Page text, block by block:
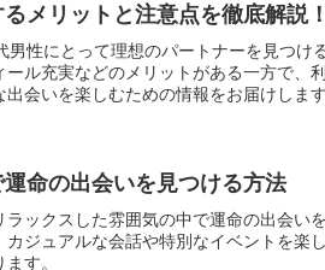
メリットと注意点を徹底解説！
男性にとって理想のパートナーを見つけ
ル充実などのメリットがある一方で、
会いを楽しむための情報をお届けします
命の出会いを見つける方法
ラックスした雰囲気の中で運命の出会い
ジュアルな会話や特別なイベントを楽
す。